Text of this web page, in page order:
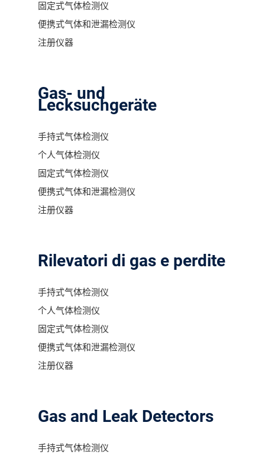
固定式气体检测仪
便携式气体和泄漏检测仪
注册仪器
Gas- und
Lecksuchgeräte
手持式气体检测仪
个人气体检测仪
固定式气体检测仪
便携式气体和泄漏检测仪
注册仪器
Rilevatori di gas e perdite
手持式气体检测仪
个人气体检测仪
固定式气体检测仪
便携式气体和泄漏检测仪
注册仪器
Gas and Leak Detectors
手持式气体检测仪